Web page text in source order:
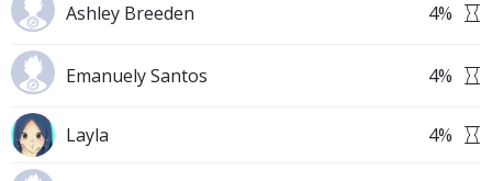
Ashley Breeden 4%
Emanuely Santos 4%
Layla 4%